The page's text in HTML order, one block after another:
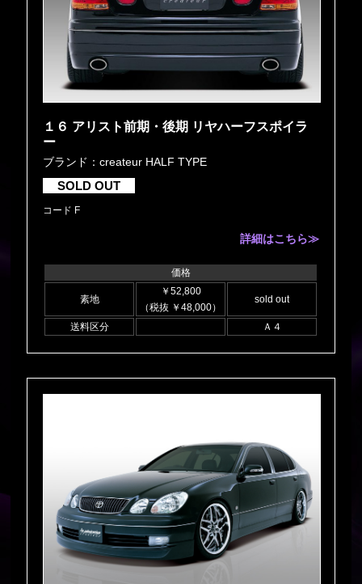
１６ アリスト前期・後期 リヤハーフスポイラ
ー
ブランド：createur HALF TYPE
SOLD OUT
コード F
詳細はこちら≫
価格
素地
￥52,800
（税抜 ￥48,000）
sold out
送料区分 Ａ４